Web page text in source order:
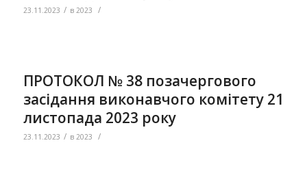
23.11.2023 / в 2023 /
ПРОТОКОЛ № 38 позачергового
засідання виконавчого комітету 21
листопада 2023 року
23.11.2023 / в 2023 /